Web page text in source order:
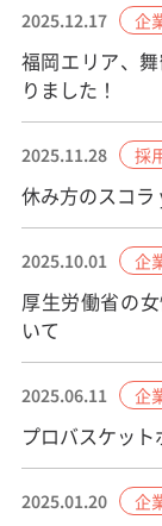
2025.12.17 企
福岡エリア、
りました！
2025.11.28 採
休み方のスコ
2025.10.01 企
厚生労働省の
いて
2025.06.11 企
プロバスケッ
2025.01.20 企